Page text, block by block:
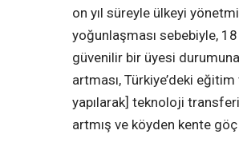
on yıl süreyle ülkeyi
yoğunlaşması sebebiyle, 18
güvenilir bir üyesi
artması, Türkiye’deki
yapılarak] teknoloji
artmış ve köyden kente